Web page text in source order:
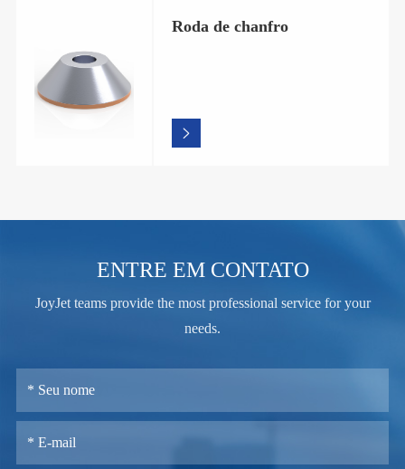
Roda de chanfro

ENTRE EM CONTATO
JoyJet teams provide the most professional service for your
needs.